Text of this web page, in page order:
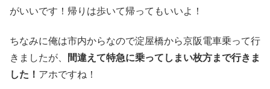
がいいです！帰りは歩いて帰ってもいいよ！
ちなみに俺は市内からなので淀屋橋から京阪電車乗って行
きましたが、
間違えて特急に乗ってしまい枚方まで行きま
した！ アホですね！